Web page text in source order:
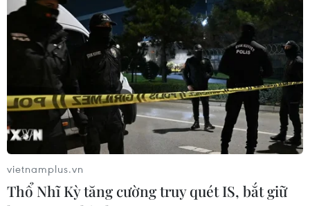
Xúc tiến thành lập tổ chức điện ảnh Hàn
Quốc-ASEAN
08/11/2019 10:44
Tổ chức điện ảnh Hàn Quốc-ASEAN được lập vì sự phát
triển của ngành công nghiệp điện ảnh châu Á, gồm cả
chính sách điện ảnh, sáng tác điện ảnh, cho đến đào
tạo tập huấn và phân phối tác phẩm điện ảnh.
vietnamplus.vn
Thổ Nhĩ Kỳ tăng cường truy quét IS, bắt giữ